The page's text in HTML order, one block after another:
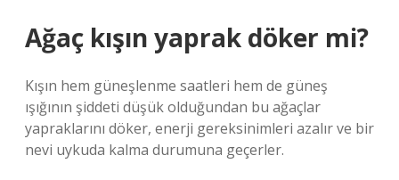
Ağaç kışın yaprak döker mi?
Kışın hem güneşlenme saatleri hem de güneş
ışığının şiddeti düşük olduğundan bu ağaçlar
yapraklarını döker, enerji gereksinimleri azalır ve bir
nevi uykuda kalma durumuna geçerler.